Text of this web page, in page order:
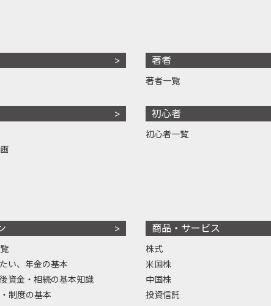
著者
著者一覧
初心者
初心者一覧
い、年金の基本
資金・相続の基本知識
制度の基本
商品・サービス
株式
米国株
中国株
投資信託